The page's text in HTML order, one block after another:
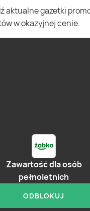
aktualne gazetki
w okazyjnej cenie.
Zawartość dla osób
pełnoletnich
ODBLOKUJ